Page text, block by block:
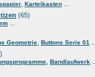
Karteikasten
(65)
Geometrie Buttons Serie 01
Bandlaufwerk